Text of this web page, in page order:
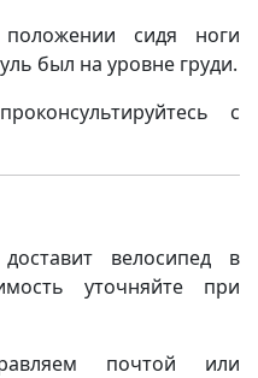
сидя ноги
был на уровне груди.
с
велосипед в
уточняйте при
почтой или